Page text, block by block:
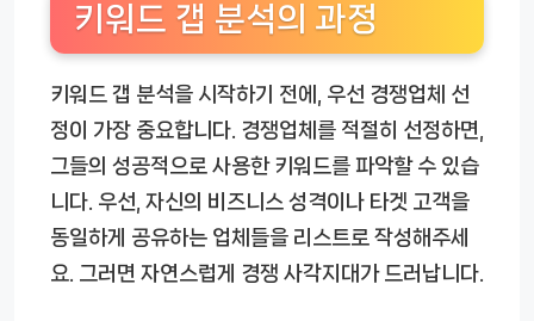
키워드 갭 분석의 과정
키워드 갭 분석을 시작하기 전에, 우선 경쟁업체 선
정이 가장 중요합니다. 경쟁업체를 적절히 선정하면,
그들의 성공적으로 사용한 키워드를 파악할 수 있습
니다. 우선, 자신의 비즈니스 성격이나 타겟 고객을
동일하게 공유하는 업체들을 리스트로 작성해주세
요. 그러면 자연스럽게 경쟁 사각지대가 드러납니다.